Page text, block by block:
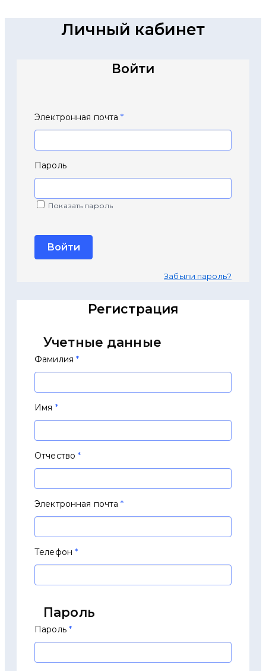
Личный кабинет
Войти
Войти
Электронная почта*
Пароль
Показать пароль
Войти
Забыли пароль?
Регистрация
Учетные данные
Фамилия*
Имя *
Отчество*
Электронная почта*
Телефон*
Пароль
Пароль *